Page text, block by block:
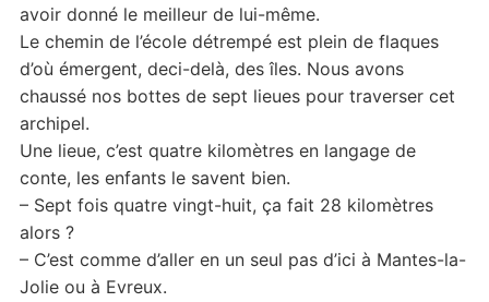
avoir donné le meilleur de lui-même.
Le chemin de l’école détrempé est plein de flaques
d’où émergent, deci-delà, des îles. Nous avons
chaussé nos bottes de sept lieues pour traverser cet
archipel.
Une lieue, c’est quatre kilomètres en langage de
conte, les enfants le savent bien.
– Sept fois quatre vingt-huit, ça fait 28 kilomètres
alors ?
– C’est comme d’aller en un seul pas d’ici à Mantes-la-
Jolie ou à Evreux.